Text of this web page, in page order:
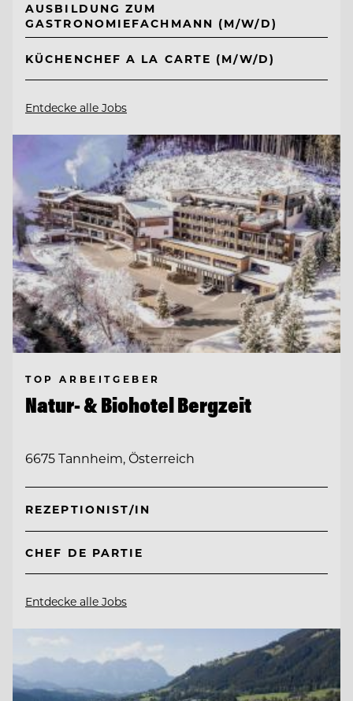
AUSBILDUNG ZUM
GASTRONOMIEFACHMANN (M/W/D)
KÜCHENCHEF A LA CARTE (M/W/D)
Entdecke alle Jobs
TOP ARBEITGEBER
Natur- & Biohotel Bergzeit
6675 Tannheim, Österreich
REZEPTIONIST/IN
CHEF DE PARTIE
Entdecke alle Jobs